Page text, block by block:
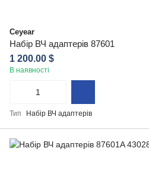
Ceyear
Набір ВЧ адаптерів 87601
1 200.00 $
В наявності
Тип Набір ВЧ адаптерів